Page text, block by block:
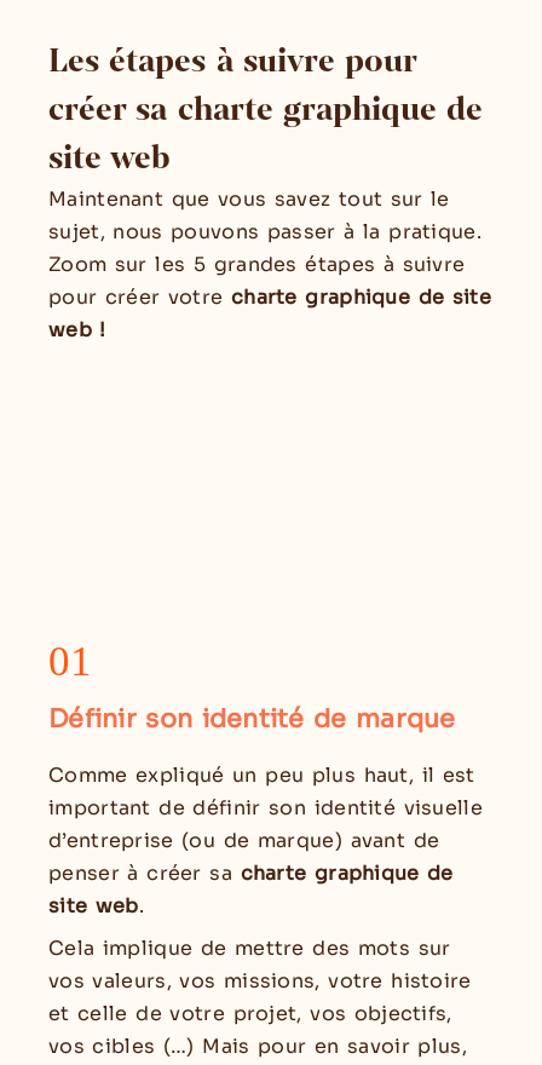
Les étapes à suivre pour
créer sa charte graphique de
site web
Maintenant que vous savez tout sur le
sujet, nous pouvons passer à la pratique.
Zoom sur les 5 grandes étapes à suivre
pour créer votre charte graphique de site
web !
01
Définir son identité de marque
Comme expliqué un peu plus haut, il est
important de définir son identité visuelle
d’entreprise (ou de marque) avant de
penser à créer sa charte graphique de
site web.
Cela implique de mettre des mots sur
vos valeurs, vos missions, votre histoire
et celle de votre projet, vos objectifs,
vos cibles (…) Mais pour en savoir plus,